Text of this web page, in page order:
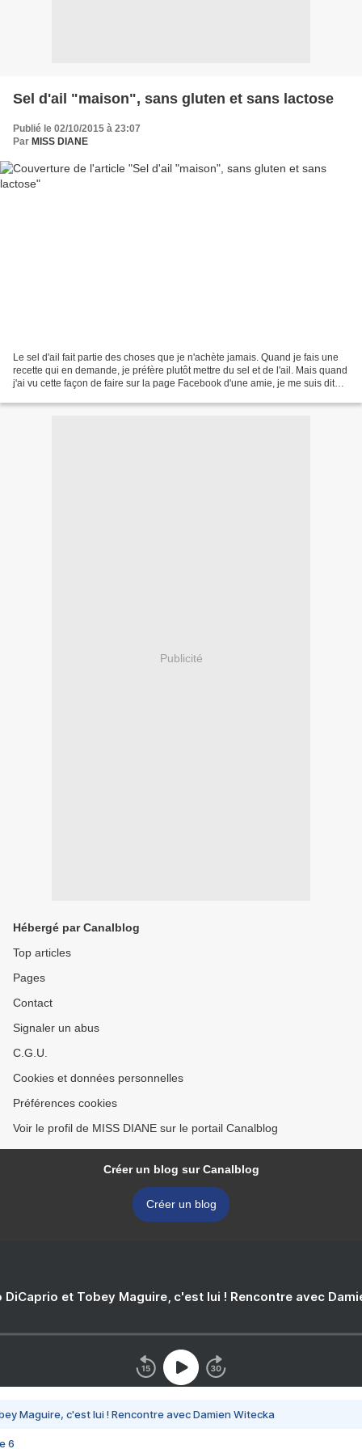
Sel d'ail "maison", sans gluten et sans lactose
Publié le 02/10/2015 à 23:07
Par MISS DIANE
Le sel d'ail fait partie des choses que je n'achète jamais. Quand je fais une
recette qui en demande, je préfère plutôt mettre du sel et de l'ail. Mais quand
j'ai vu cette façon de faire sur la page Facebook d'une amie, je me suis dit
Publicité
Hébergé par Canalblog
Top articles
Pages
Contact
Signaler un abus
C.G.U.
Cookies et données personnelles
Préférences cookies
Voir le profil de MISS DIANE sur le portail Canalblog
Créer un blog sur Canalblog
Créer un blog
DiCaprio et Tobey Maguire, c'est lui ! Rencontre avec
Maguire, c'est lui ! Rencontre avec Damien Witecka
6